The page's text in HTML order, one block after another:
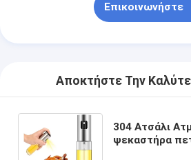
Επικοινωνήστε
Αποκτήστε Την
304 Ατσάλι
ψεκαστήρα